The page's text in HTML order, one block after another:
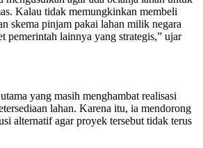
Kalau tidak memungkinkan membeli
skema pinjam pakai lahan milik negara
pemerintah lainnya yang strategis,” ujar
yang masih menghambat realisasi
lahan. Karena itu, ia mendorong
alternatif agar proyek tersebut tidak terus